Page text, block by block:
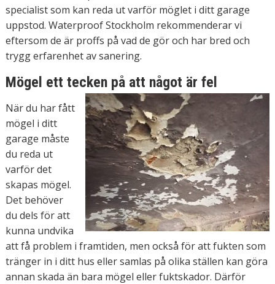
specialist som kan reda ut varför möglet i ditt garage
uppstod. Waterproof Stockholm rekommenderar vi
eftersom de är proffs på vad de gör och har bred och
trygg erfarenhet av sanering.
Mögel ett tecken på att något är fel
När du har fått
mögel i ditt
garage måste
du reda ut
varför det
skapas mögel.
Det behöver
du dels för att
kunna undvika
att få problem i framtiden, men också för att fukten som
tränger in i ditt hus eller samlas på olika ställen kan göra
annan skada än bara mögel eller fuktskador. Därför